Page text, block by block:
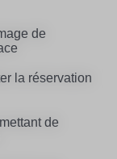
de
la réservation
de